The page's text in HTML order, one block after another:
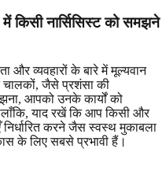
किसी नार्सिसिस्ट को समझने
और व्यवहारों के बारे में मूल्यवान
चालकों, जैसे प्रशंसा की
आपको उनके कार्यों को
याद रखें कि आप किसी और
करने जैस स्वस्थ मुकाबला
के लिए सबसे प्रभावी हैं।